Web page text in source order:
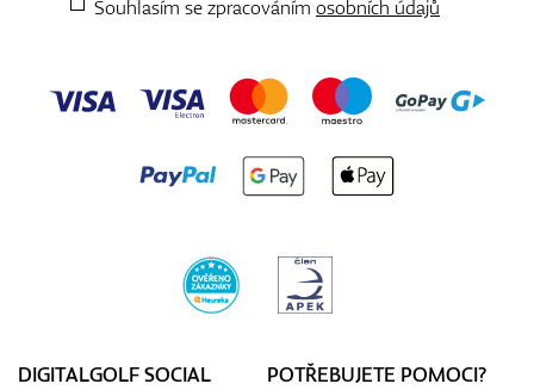
Souhlasím se zpracováním osobních údajů
DIGITALGOLF SOCIAL
POTŘEBUJETE POMOCI?